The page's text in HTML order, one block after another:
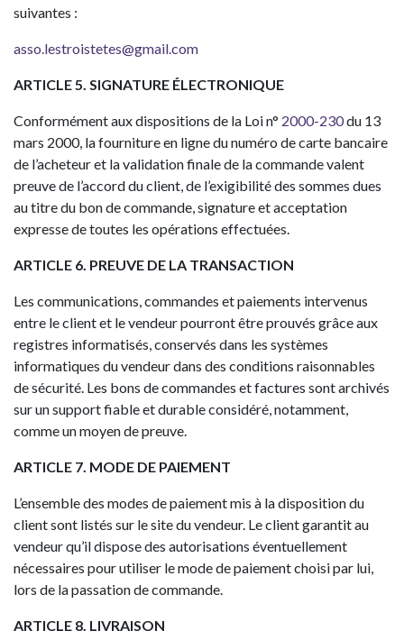
suivantes :
asso.lestroistetes@gmail.com
ARTICLE 5. SIGNATURE ÉLECTRONIQUE
Conformément aux dispositions de la Loi n° 2000-230du 13
mars 2000, la fourniture en ligne du numéro de carte bancaire
de l’acheteur et la validation finale de la commande valent
preuve de l’accord du client, de l’exigibilité des sommes dues
au titre du bon de commande, signature et acceptation
expresse de toutes les opérations effectuées.
ARTICLE 6. PREUVE DE LA TRANSACTION
Les communications, commandes et paiements intervenus
entre le client et le vendeur pourront être prouvés grâce aux
registres informatisés, conservés dans les systèmes
informatiques du vendeur dans des conditions raisonnables
de sécurité. Les bons de commandes et factures sont archivés
sur un support fiable et durable considéré, notamment,
comme un moyen de preuve.
ARTICLE 7. MODE DE PAIEMENT
L’ensemble des modes de paiement mis à la disposition du
client sont listés sur le site du vendeur. Le client garantit au
vendeur qu’il dispose des autorisations éventuellement
nécessaires pour utiliser le mode de paiement choisi par lui,
lors de la passation de commande.
ARTICLE 8. LIVRAISON